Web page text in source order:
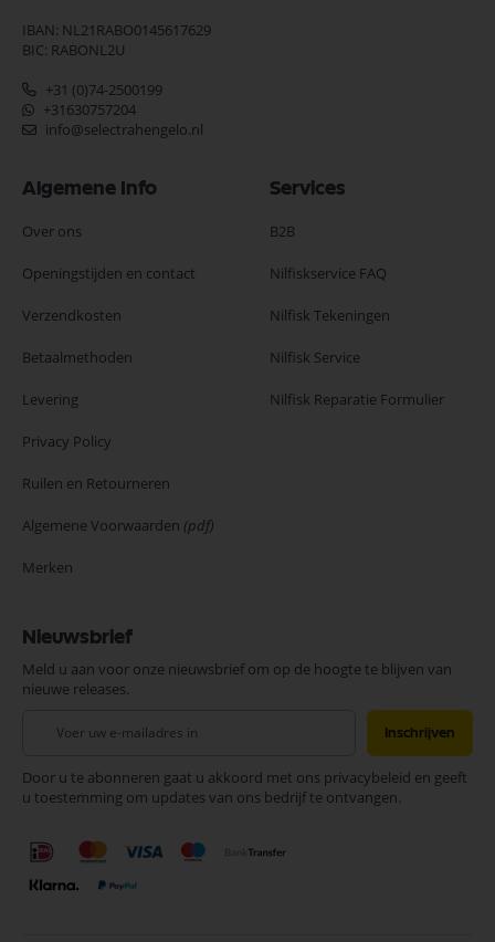
IBAN: NL21RABO0145617629
BIC: RABONL2U
+31 (0)74-2500199
+31630757204
info@selectrahengelo.nl
Algemene Info
Over ons
Openingstijden en contact
Verzendkosten
Betaalmethoden
Levering
Privacy Policy
Ruilen en Retourneren
Algemene Voorwaarden (pdf)
Merken
Services
B2B
Nilfiskservice FAQ
Nilfisk Tekeningen
Nilfisk Service
Nilfisk Reparatie Formulier
Nieuwsbrief
Meld u aan voor onze nieuwsbrief om op de hoogte te blijven van
nieuwe releases.
onze
nieuwsbrief
Inschrijven
Door u te abonneren gaat u akkoord met ons privacybeleid en geeft
u toestemming om updates van ons bedrijf te ontvangen.